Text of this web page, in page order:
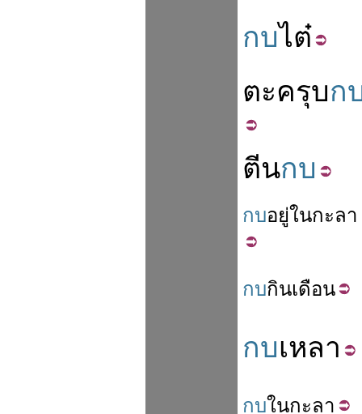
กบไต๋
ตะครุบก
ตีนกบ
กบอยู่ในกะลา
กบกินเดือน
กบเหลา
กบในกะลา